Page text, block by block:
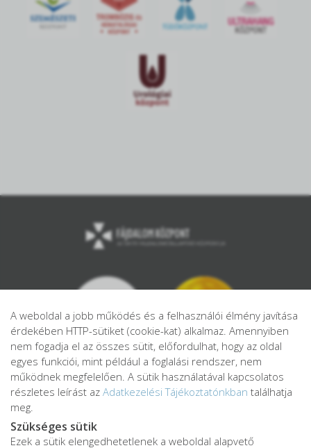
A weboldal a jobb működés és a felhasználói élmény javítása
érdekében HTTP-sütiket (cookie-kat) alkalmaz. Amennyiben
nem fogadja el az összes sütit, előfordulhat, hogy az oldal
egyes funkciói, mint például a foglalási rendszer, nem
működnek megfelelően. A sütik használatával kapcsolatos
részletes leírást az Adatkezelési Tájékoztatónkban találhatja
meg.
Szükséges sütik
Ezek a sütik elengedhetetlenek a weboldal alapvető